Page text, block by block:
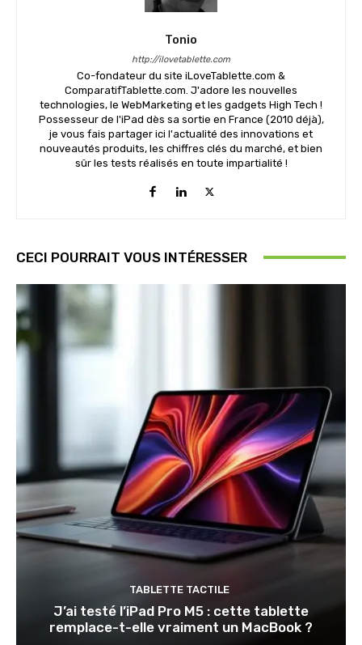
Tonio
http://ilovetablette.com
Co-fondateur du site iLoveTablette.com &
ComparatifTablette.com. J'adore les nouvelles
technologies, le WebMarketing et les gadgets High Tech !
Possesseur de l'iPad dès sa sortie en France (2010 déjà),
je vous fais partager ici l'actualité des innovations et
nouveautés produits, les chiffres clés du marché, et bien
sûr les tests réalisés en toute impartialité !
CECI POURRAIT VOUS INTÉRESSER
TABLETTE TACTILE
J’ai testé l’iPad Pro M5 : cette tablette
remplace-t-elle vraiment un MacBook ?